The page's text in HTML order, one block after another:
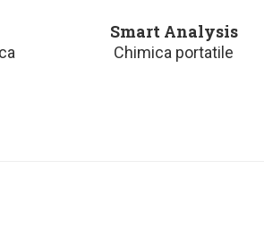
Smart Analysis
Chimica portatile